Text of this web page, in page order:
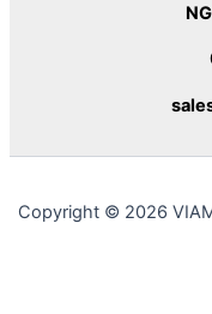
Copyright © 2026